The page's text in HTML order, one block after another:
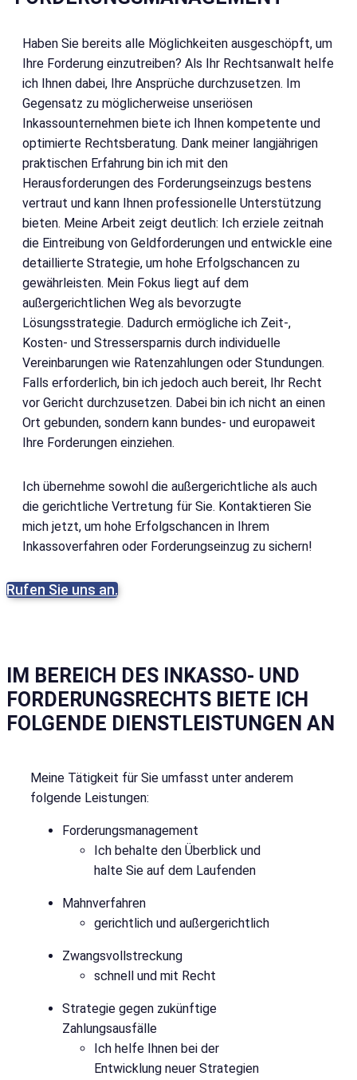
Haben Sie bereits alle Möglichkeiten ausgeschöpft, um
Ihre Forderung einzutreiben? Als Ihr Rechtsanwalt helfe
ich Ihnen dabei, Ihre Ansprüche durchzusetzen. Im
Gegensatz zu möglicherweise unseriösen
Inkassounternehmen biete ich Ihnen kompetente und
optimierte Rechtsberatung. Dank meiner langjährigen
praktischen Erfahrung bin ich mit den
Herausforderungen des Forderungseinzugs bestens
vertraut und kann Ihnen professionelle Unterstützung
bieten. Meine Arbeit zeigt deutlich: Ich erziele zeitnah
die Eintreibung von Geldforderungen und entwickle eine
detaillierte Strategie, um hohe Erfolgschancen zu
gewährleisten. Mein Fokus liegt auf dem
außergerichtlichen Weg als bevorzugte
Lösungsstrategie. Dadurch ermögliche ich Zeit-,
Kosten- und Stressersparnis durch individuelle
Vereinbarungen wie Ratenzahlungen oder Stundungen.
Falls erforderlich, bin ich jedoch auch bereit, Ihr Recht
vor Gericht durchzusetzen. Dabei bin ich nicht an einen
Ort gebunden, sondern kann bundes- und europaweit
Ihre Forderungen einziehen.
Ich übernehme sowohl die außergerichtliche als auch
die gerichtliche Vertretung für Sie. Kontaktieren Sie
mich jetzt, um hohe Erfolgschancen in Ihrem
Inkassoverfahren oder Forderungseinzug zu sichern!
Rufen Sie uns an.
IM BEREICH DES INKASSO- UND
FORDERUNGSRECHTS BIETE ICH
FOLGENDE DIENSTLEISTUNGEN AN
Meine Tätigkeit für Sie umfasst unter anderem
folgende Leistungen:
Forderungsmanagement
Ich behalte den Überblick und
halte Sie auf dem Laufenden
Mahnverfahren
gerichtlich und außergerichtlich
Zwangsvollstreckung
schnell und mit Recht
Strategie gegen zukünftige
Zahlungsausfälle
Ich helfe Ihnen bei der
Entwicklung neuer Strategien